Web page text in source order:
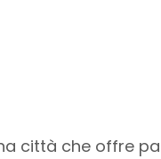
città che offre